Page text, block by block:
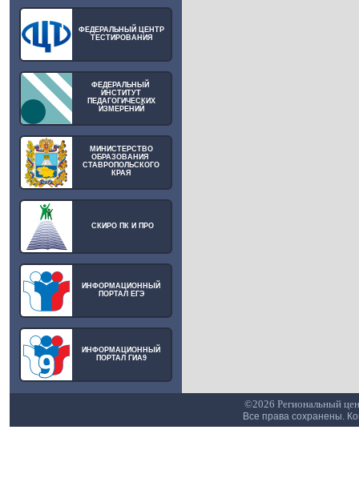
ФЕДЕРАЛЬНЫЙ ЦЕНТР
ТЕСТИРОВАНИЯ
ФЕДЕРАЛЬНЫЙ
ИНСТИТУТ
ПЕДАГОГИЧЕСКИХ
ИЗМЕРЕНИЙ
МИНИСТЕРСТВО
ОБРАЗОВАНИЯ
СТАВРОПОЛЬСКОГО
КРАЯ
СКИРО ПК И ПРО
ИНФОРМАЦИОННЫЙ
ПОРТАЛ ЕГЭ
ИНФОРМАЦИОННЫЙ
ПОРТАЛ ГИА9
©2026 Региональный
Все права сохранены.